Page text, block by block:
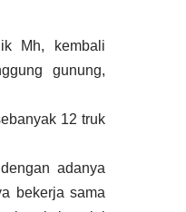
Mh, kembali
Kalidawir
12 truk
adanya
bekerja sama